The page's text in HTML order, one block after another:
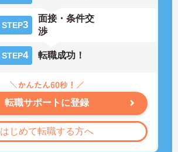
STEP3
面接・条件交
渉
STEP4 転職成功！
転職サポートに登録
はじめて転職する方へ